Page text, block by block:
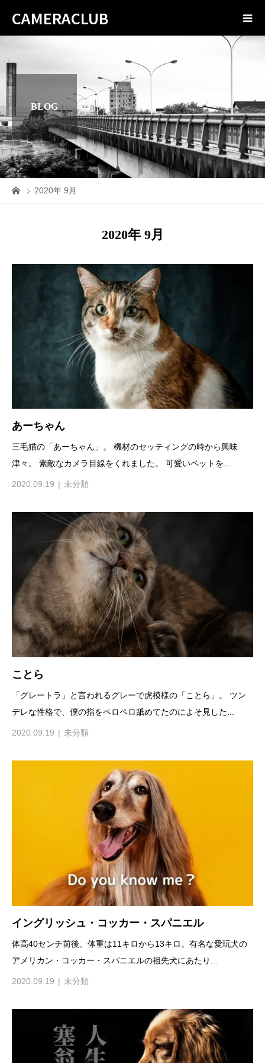
CAMERACLUB
BLOG
2020年 9月
2020年 9月
あーちゃん
三毛猫の「あーちゃん」。 機材のセッティングの時から興味
津々。 素敵なカメラ目線をくれました。 可愛いペットを...
2020.09.19 未分類
ことら
「グレートラ」と言われるグレーで虎模様の「ことら」。 ツン
デレな性格で、僕の指をペロペロ舐めてたのによそ見した...
2020.09.19 未分類
イングリッシュ・コッカー・スパニエル
体高40センチ前後、体重は11キロから13キロ。有名な愛玩犬の
アメリカン・コッカー・スパニエルの祖先犬にあたり...
2020.09.19 未分類